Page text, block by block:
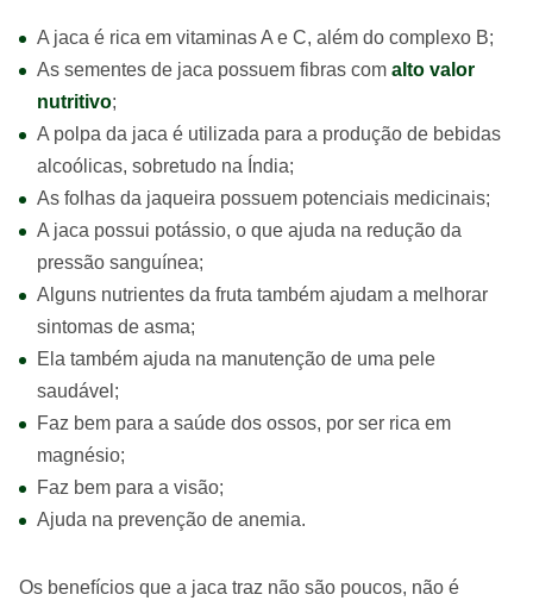
A jaca é rica em vitaminas A e C, além do complexo B;
As sementes de jaca possuem fibras com alto valor
nutritivo;
A polpa da jaca é utilizada para a produção de bebidas
alcoólicas, sobretudo na Índia;
As folhas da jaqueira possuem potenciais medicinais;
A jaca possui potássio, o que ajuda na redução da
pressão sanguínea;
Alguns nutrientes da fruta também ajudam a melhorar
sintomas de asma;
Ela também ajuda na manutenção de uma pele
saudável;
Faz bem para a saúde dos ossos, por ser rica em
magnésio;
Faz bem para a visão;
Ajuda na prevenção de anemia.
Os benefícios que a jaca traz não são poucos, não é